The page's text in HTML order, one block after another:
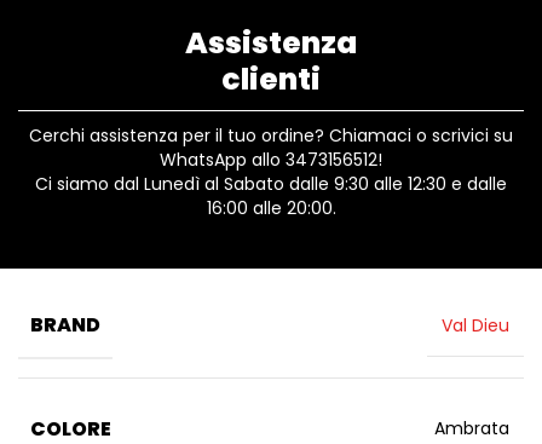
Assistenza
clienti
Cerchi assistenza per il tuo ordine? Chiamaci o scrivici su
WhatsApp allo 3473156512!
Ci siamo dal Lunedì al Sabato dalle 9:30 alle 12:30 e dalle
16:00 alle 20:00.
BRAND Val Dieu
COLORE Ambrata